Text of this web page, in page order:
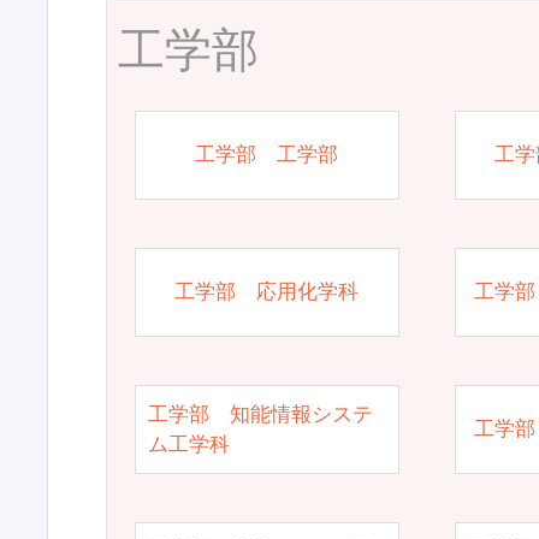
工学部
工学部 工学部 工
工学部 応用化学科 工学
工学部 知能情報システ
ム工学科
工学